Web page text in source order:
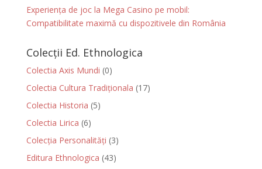
Experiența de joc la Mega Casino pe mobil:
Compatibilitate maximă cu dispozitivele din România
Colecții Ed. Ethnologica
Colectia Axis Mundi (0)
Colectia Cultura Tradiționala (17)
Colectia Historia (5)
Colectia Lirica (6)
Colecția Personalități (3)
Editura Ethnologica (43)